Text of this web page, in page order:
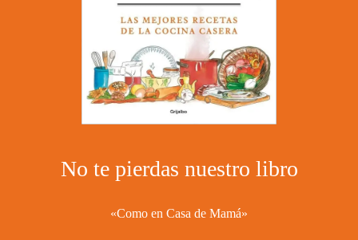
No te pierdas nuestro libro
«Como en Casa de Mamá»